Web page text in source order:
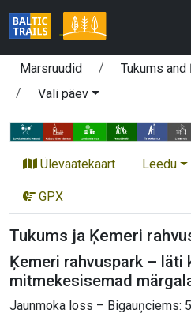
Marsruudid
Tukums and
Vali päev
Ülevaatekaart Leedu
GPX
Tukums ja Ķemeri
Ķemeri rahvuspark – läti
mitmekesisemad
Jaunmoka loss – Bigauņciems: